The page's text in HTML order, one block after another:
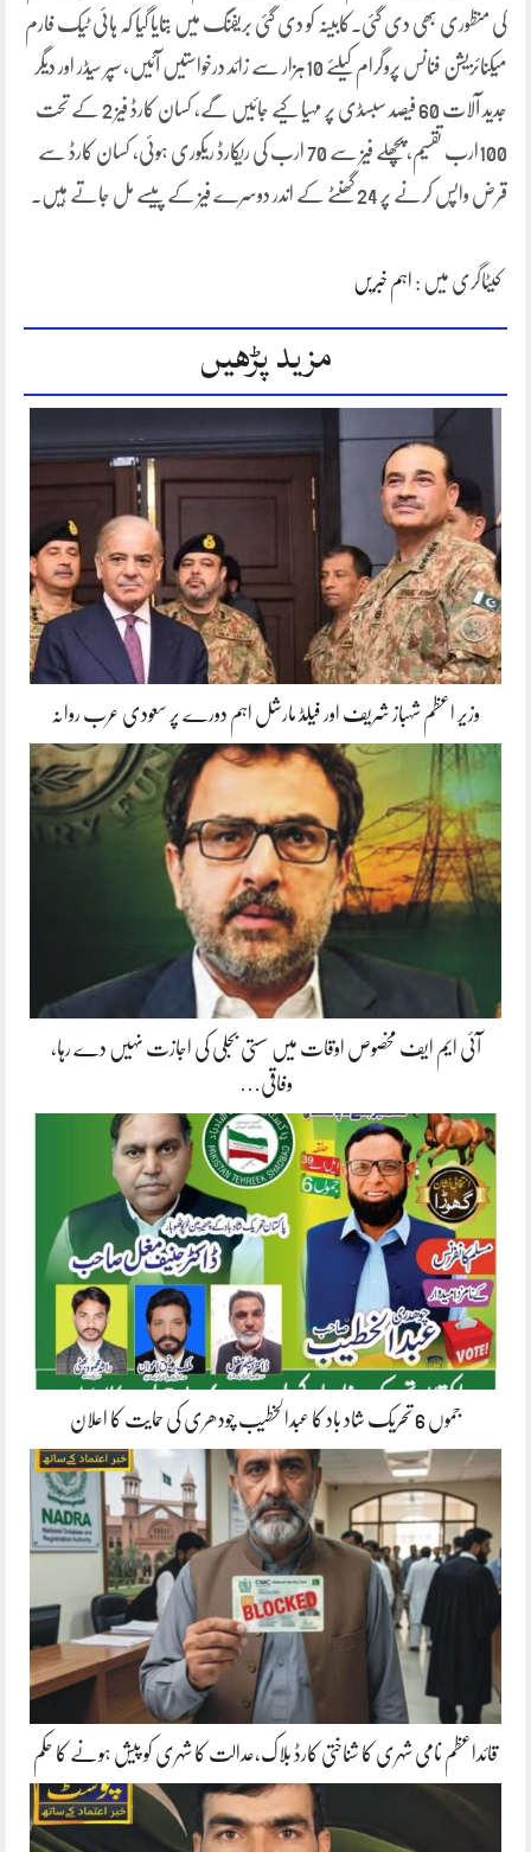
کی منظوری بھی دی گئی۔کابینہ کو دی گئی بریفنگ میں بتایا گیا کہ ہائی ٹیک فارم
میکنائزیشن فنانس پروگرام کیلئے 10ہزار سے زائد درخواستیں آئیں، سپر سیڈر اور دیگر
جدید آلات 60 فیصد سبسڈی پر مہیا کیے جائیں گے، کسان کارڈ فیز 2 کے تحت
100ارب تقسیم، پچھلے فیز سے 70 ارب کی ریکارڈ ریکوری ہوئی، کسان کارڈ سے
قرض واپس کرنے پر 24 گھنٹے کے اندر دوسرے فیز کے پیسے مل جاتے ہیں۔
کیٹاگری میں : اہم خبریں
مزید پڑھیں
وزیر اعظم شہباز شریف اور فیلڈ مارشل اہم دورے پر سعودی عرب روانہ
آئی ایم ایف مخصوص اوقات میں سستی بجلی کی اجازت نہیں دے رہا،
وفاقی…
جموں 6 تحریک شاد باد کا عبدالخطیب چودھری کی حمایت کا اعلان
قائداعظم نامی شہری کا شناختی کارڈ بلاک،عدالت کا شہری کو پیش ہونے کا حکم